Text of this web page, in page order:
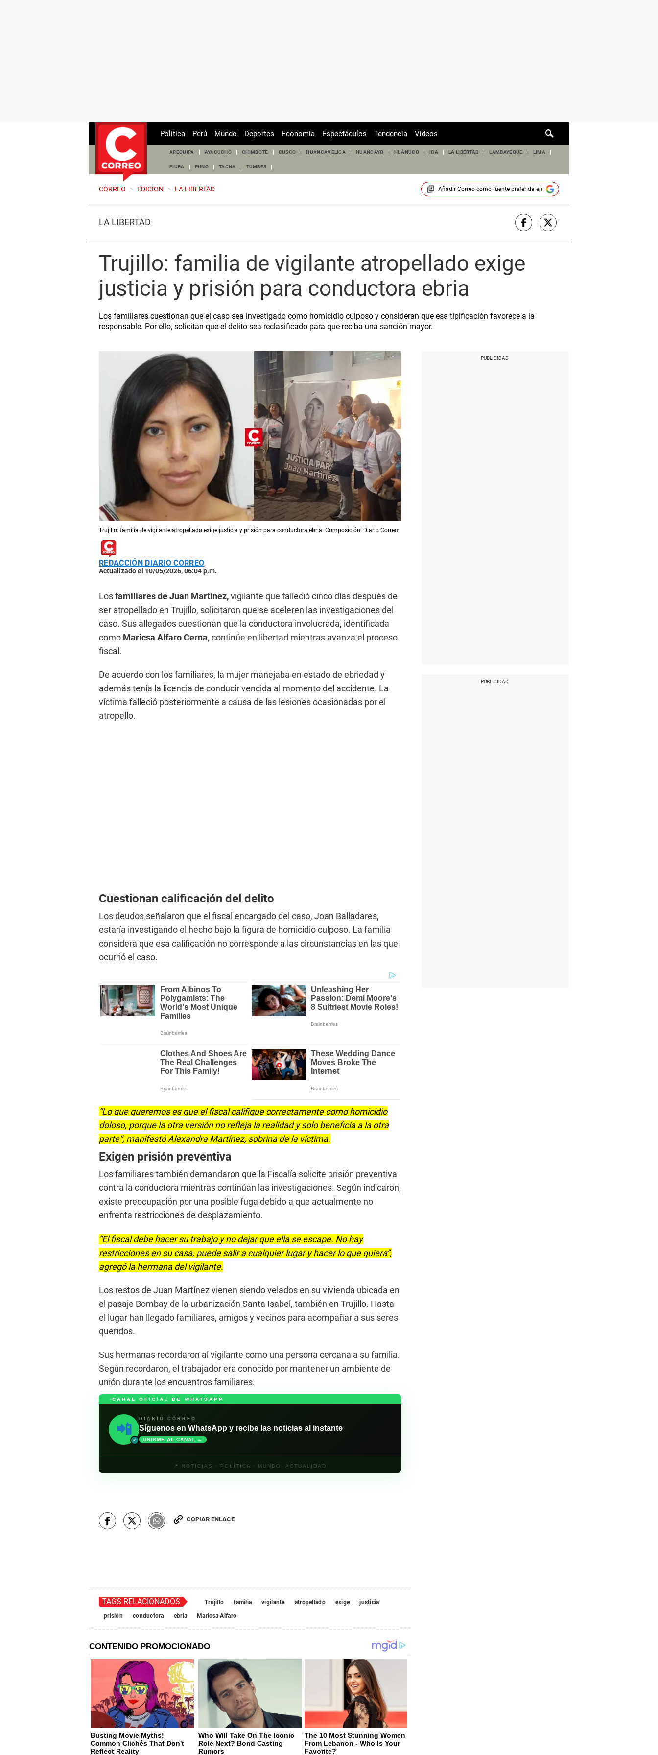
de
Política Perú Mundo Deportes Economía Espectáculos Tendencia Videos
AREQUIPA AYACUCHO CHIMBOTE CUSCO HUANCAVELICA HUANCAYO HUÁNUCO ICA LA LIBERTAD LAMBAYEQUE LIMA
PIURA PUNO TACNA TUMBES
CORREO > EDICION > LA LIBERTAD Añadir Correocomo fuente preferida en
LA LIBERTAD
Trujillo: familia de vigilante atropellado exige
justicia y prisión para conductora ebria
Los familiares cuestionan que el caso sea investigado como homicidio culposo y consideran que esa tipificación favorece a la
responsable. Por ello, solicitan que el delito sea reclasificado para que reciba una sanción mayor.
Trujillo: familia de vigilante atropellado exige justicia y prisión para conductora ebria. Composición: Diario Correo.
REDACCIÓN DIARIO CORREO
Actualizado el 10/05/2026, 06:04 p.m.
Losfamiliares de Juan Martínez,vigilante que falleció cinco días después de
ser atropellado en Trujillo, solicitaron que se aceleren las investigaciones del
caso. Sus allegados cuestionan que la conductora involucrada, identificada
como Maricsa Alfaro Cerna,continúe en libertad mientras avanza el proceso
fiscal.
De acuerdo con los familiares, la mujer manejaba en estado de ebriedad y
además tenía la licencia de conducir vencida al momento del accidente. La
víctima falleció posteriormente a causa de las lesiones ocasionadas por el
atropello.
Cuestionan calificación del delito
Los deudos señalaron que el fiscal encargado del caso, Joan Balladares,
estaría investigando el hecho bajo la figura de homicidio culposo. La familia
considera que esa calificación no corresponde a las circunstancias en las que
ocurrió el caso.
“Lo que queremos es que el fiscal califique correctamente como homicidio
doloso, porque la otra versión no refleja la realidad y solo beneficia a la otra
parte”, manifestó Alexandra Martínez, sobrina de la víctima.
Exigen prisión preventiva
Los familiares también demandaron que la Fiscalía solicite prisión preventiva
contra la conductora mientras continúan las investigaciones. Según indicaron,
existe preocupación por una posible fuga debido a que actualmente no
enfrenta restricciones de desplazamiento.
“El fiscal debe hacer su trabajo y no dejar que ella se escape. No hay
restricciones en su casa, puede salir a cualquier lugar y hacer lo que quiera”,
agregó la hermana del vigilante.
Los restos de Juan Martínez vienen siendo velados en su vivienda ubicada en
el pasaje Bombay de la urbanización Santa Isabel, también en Trujillo. Hasta
el lugar han llegado familiares, amigos y vecinos para acompañar a sus seres
queridos.
Sus hermanas recordaron al vigilante como una persona cercana a su familia.
Según recordaron, el trabajador era conocido por mantener un ambiente de
unión durante los encuentros familiares.
CANAL OFICIAL DE WHATSAPP
📲
✓
DIARIO CORREO
Síguenos en WhatsApp y recibe las noticias al instante
UNIRME AL CANAL →
📍 NOTICIAS · POLÍTICA · MUNDO· ACTUALIDAD
COPIAR ENLACE
TAGS RELACIONADOS Trujillo familia vigilante atropellado exige
justicia
prisión
conductora ebria Maricsa Alfaro